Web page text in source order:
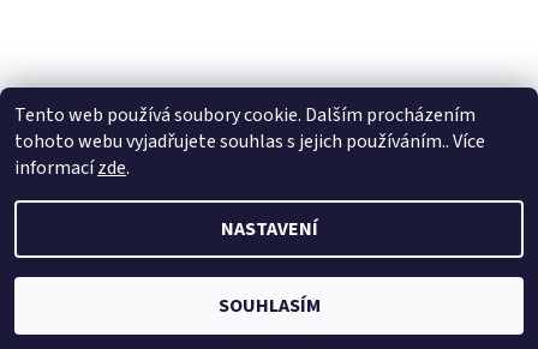
2026 © HusteVlasy.cz, všechna práva vyhrazena
Tento web používá soubory cookie. Dalším procházením
tohoto webu vyjadřujete souhlas s jejich používáním.. Více
informacízde.
NASTAVENÍ
SOUHLASÍM